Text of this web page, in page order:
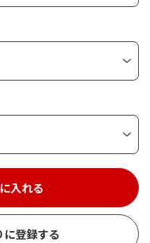
入れる
登録する